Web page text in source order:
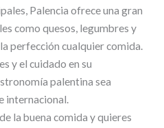
Palencia ofrece una gran
como quesos, legumbres y
perfección cualquier comida.
y el cuidado en su
palentina sea
internacional.
la buena comida y quieres